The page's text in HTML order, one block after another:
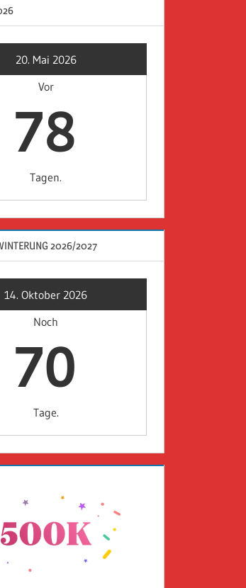
20. Mai 2026
Vor
78
Tagen.
2026/2027
14. Oktober 2026
Noch
70
Tage.